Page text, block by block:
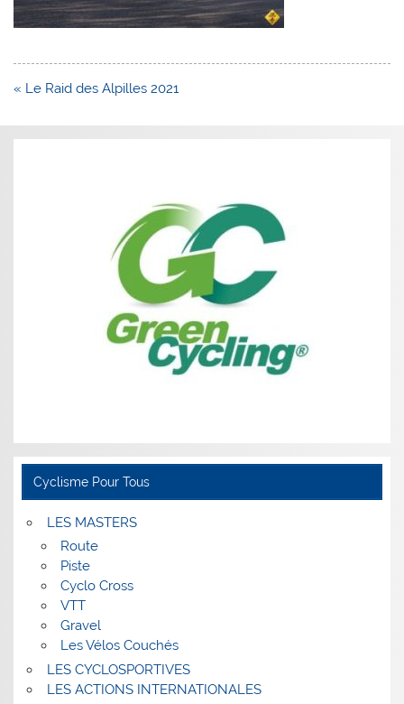
Navigation
l’article
« Le Raid des Alpilles 2021
Cyclisme Pour Tous
LES MASTERS
Route
Piste
Cyclo Cross
VTT
Gravel
Les Vélos Couchés
LES CYCLOSPORTIVES
LES ACTIONS INTERNATIONALES